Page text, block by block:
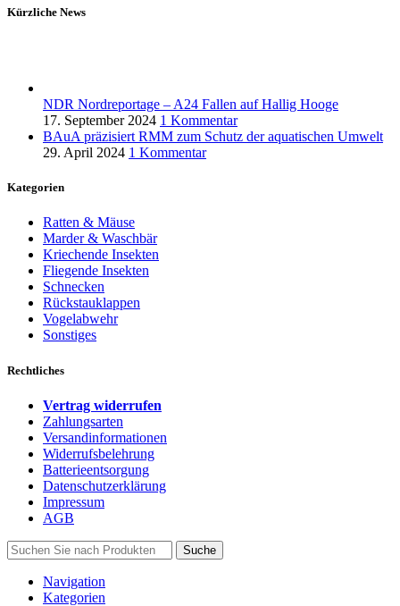
Kürzliche News
NDR Nordreportage – A24 Fallen auf Hallig Hooge
17. September 2024 1 Kommentar
BAuA präzisiert RMM zum Schutz der aquatischen Umwelt
29. April 2024 1 Kommentar
Kategorien
Ratten & Mäuse
Marder & Waschbär
Kriechende Insekten
Fliegende Insekten
Schnecken
Rückstauklappen
Vogelabwehr
Sonstiges
Rechtliches
Vertrag widerrufen
Zahlungsarten
Versandinformationen
Widerrufsbelehrung
Batterieentsorgung
Datenschutzerklärung
Impressum
AGB
Suche
Navigation
Kategorien